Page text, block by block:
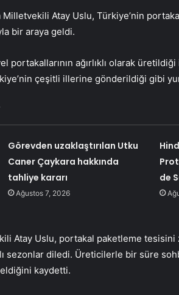
Atay Uslu, Türkiye’nin
bir araya geldi.
portakallarının ağırlıklı olarak
çeşitli illerine gönderildiği gibi
Görevden uzaklaştırılan Utku
Caner Çaykara hakkında
tahliye kararı
Ağustos 7, 2026
de
Atay Uslu, portakal paketleme tesisini
sezonlar diledi. Üreticilerle bir süre
kaydetti.